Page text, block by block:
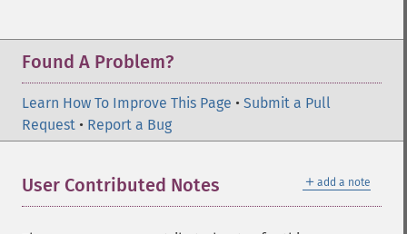
Found A Problem?
Learn How To Improve This Page • Submit a Pull
Request • Report a Bug
＋ add a note
User Contributed Notes